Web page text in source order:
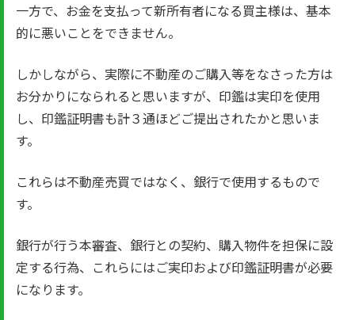
一方で、お金を支払って新所有者になる買主様は、基本
的に悪いことをできません。
しかしながら、実際に不動産のご購入等をなさった方は
お分かりになられると思いますが、印鑑は実印を使用
し、印鑑証明書も計３通ほどご提出されたかと思いま
す。
これらは不動産売買ではなく、銀行で使用するもので
す。
銀行が行う本審査、銀行との契約、購入物件を担保に設
定する行為、これらにはご実印および印鑑証明書が必要
になります。